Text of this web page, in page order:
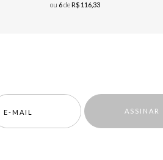
ou 6deR$ 116,33
ASSINAR